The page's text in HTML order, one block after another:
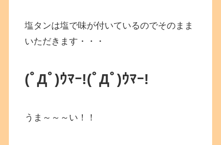
塩タンは塩で味が付いているのでそのまま
いただきます・・・
(ﾟДﾟ)ｳﾏｰ!(ﾟДﾟ)ｳﾏｰ!
うま～～～い！！